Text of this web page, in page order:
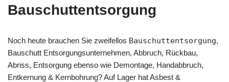
Bauschuttentsorgung
Noch heute brauchen Sie zweifellos Bauschuttentsorgung,
Bauschutt Entsorgungsunternehmen, Abbruch, Rückbau,
Abriss, Entsorgung ebenso wie Demontage, Handabbruch,
Entkernung & Kernbohrung? Auf Lager hat Asbest &